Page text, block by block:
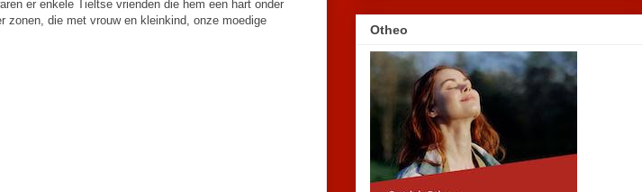
er enkele Tieltse vrienden die hem een hart onder
zonen, die met vrouw en kleinkind, onze moedige
Otheo